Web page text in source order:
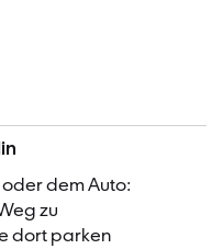
oder dem Auto:
zu
dort parken